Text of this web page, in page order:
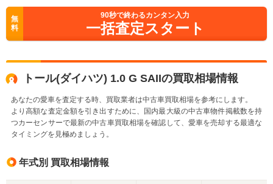
無
料
90秒で終わるカンタン入力
一括査定スタート
トール(ダイハツ) 1.0 G SAIIの買取相場情報
あなたの愛車を査定する時、買取業者は中古車買取相場を参考にします。
より高額な査定金額を引き出すために、国内最大級の中古車物件掲載数を持
つカーセンサーで最新の中古車買取相場を確認して、愛車を売却する最適な
タイミングを見極めましょう。
年式別 買取相場情報